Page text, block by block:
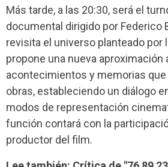
Más tarde, a las 20:30, será el
documental dirigido por Federico
revisita el universo planteado por
propone una nueva aproximación
acontecimientos y memorias
obras, estableciendo un diálogo
modos de representación
función contará con la
productor del film.